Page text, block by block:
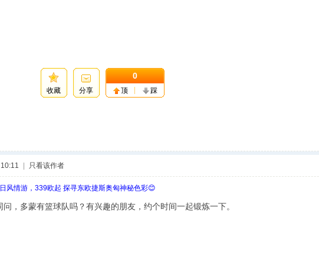
收藏 分享
0
顶 踩
只看该作者
风情游，339欧起 探寻东欧捷斯奥匈神秘色彩😊
，多蒙有篮球队吗？有兴趣的朋友，约个时间一起锻炼一下。